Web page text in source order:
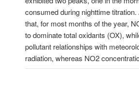
consumed during nighttime
that, for most months of the year,
to dominate total oxidants (OX),
pollutant relationships with
radiation, whereas ΝΟ2